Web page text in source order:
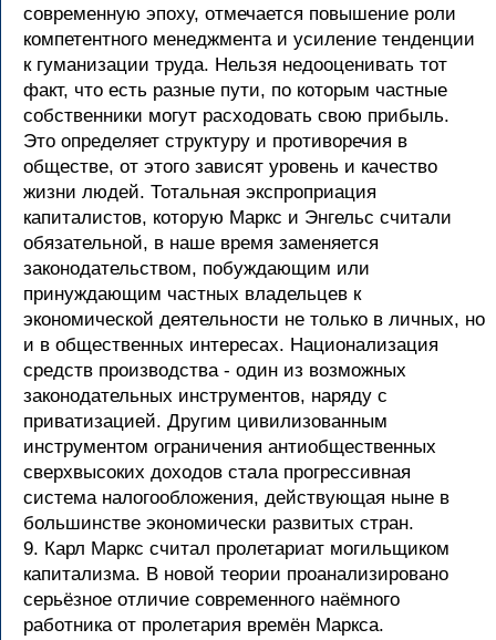
современную эпоху, отмечается повышение роли
компетентного менеджмента и усиление тенденции
к гуманизации труда. Нельзя недооценивать тот
факт, что есть разные пути, по которым частные
собственники могут расходовать свою прибыль.
Это определяет структуру и противоречия в
обществе, от этого зависят уровень и качество
жизни людей. Тотальная экспроприация
капиталистов, которую Маркс и Энгельс считали
обязательной, в наше время заменяется
законодательством, побуждающим или
принуждающим частных владельцев к
экономической деятельности не только в личных, но
и в общественных интересах. Национализация
средств производства - один из возможных
законодательных инструментов, наряду с
приватизацией. Другим цивилизованным
инструментом ограничения антиобщественных
сверхвысоких доходов стала прогрессивная
система налогообложения, действующая ныне в
большинстве экономически развитых стран.
9. Карл Маркс считал пролетариат могильщиком
капитализма. В новой теории проанализировано
серьёзное отличие современного наёмного
работника от пролетария времён Маркса.